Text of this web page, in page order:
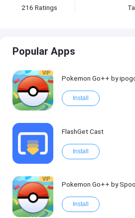
216 Ratings
Popular Apps
VIP
Pokemon Go++ by
Install
FlashGet Cast
Install
VIP
Pokemon Go++ by
Install